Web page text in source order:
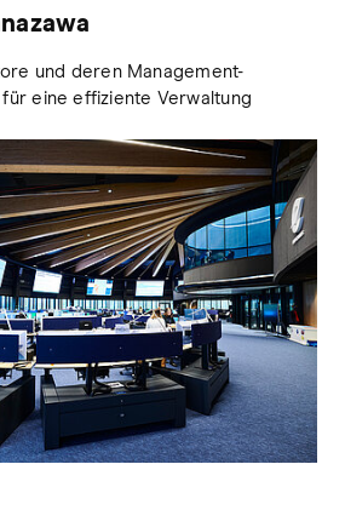
und deren Management-
eine effiziente Verwaltung